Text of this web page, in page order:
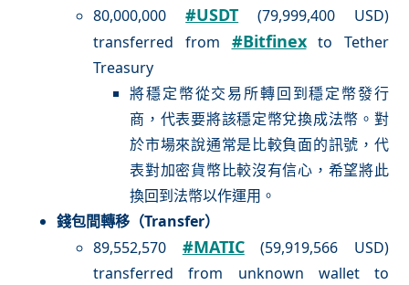
80,000,000#USDT (79,999,400 USD)
transferred from #Bitfinexto Tether
Treasury
將穩定幣從交易所轉回到穩定幣發行
商，代表要將該穩定幣兌換成法幣。對
於市場來說通常是比較負面的訊號，代
表對加密貨幣比較沒有信心，希望將此
換回到法幣以作運用。
錢包間轉移（Transfer）
89,552,570 #MATIC(59,919,566 USD)
transferred from unknown wallet to